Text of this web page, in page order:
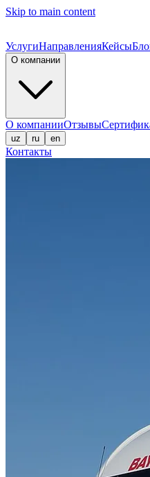
Skip to main content
УслугиНаправленияКейсы
О компании
О компанииОтзывы
uz ru en
Контакты